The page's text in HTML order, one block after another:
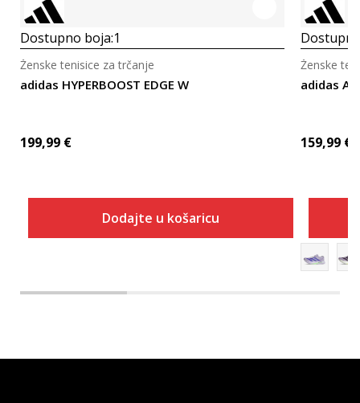
Dostupno boja:1
adidas HYPERBOOST EDGE W
Ženske tenisice za trčanje
199,99 €
Dodajte u košaricu
adidas
Ženske
159,99 €